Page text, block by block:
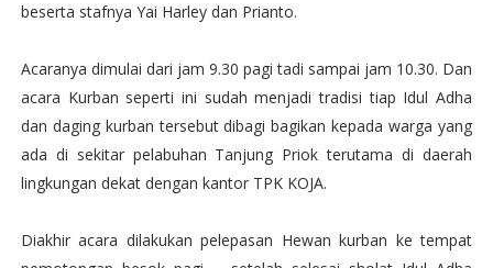
beserta stafnya Yai Harley dan Prianto.
Acaranya dimulai dari jam 9.30 pagi tadi sampai jam 10.30. Dan
acara Kurban seperti ini sudah menjadi tradisi tiap Idul Adha
dan daging kurban tersebut dibagi bagikan kepada warga yang
ada di sekitar pelabuhan Tanjung Priok terutama di daerah
lingkungan dekat dengan kantor TPK KOJA.
Diakhir acara dilakukan pelepasan Hewan kurban ke tempat